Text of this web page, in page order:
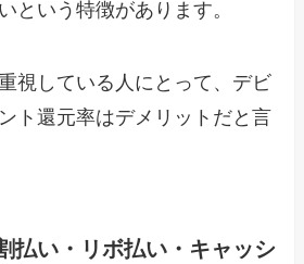
という特徴があります。
視している人にとって、デビ
ト還元率はデメリットだと言
払い・リボ払い・キャッシ